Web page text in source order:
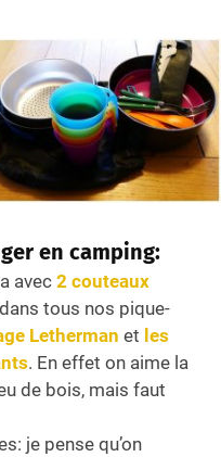
en camping:
avec2 couteaux
tous nos pique-
Letherman et les
. En effet on aime la
de bois, mais faut
je pense qu’on